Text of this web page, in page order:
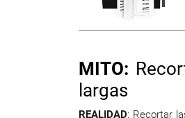
MITO:
largas
REALIDAD: Recortar